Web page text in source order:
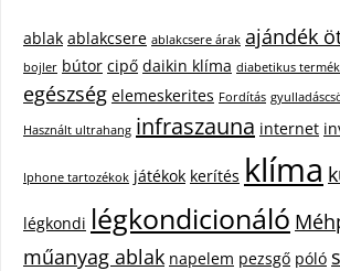
ablak ablakcsere ablakcsere árak ajándék
bojler bútor cipő daikin klíma diabetikus
egészség elemeskerites Fordítás
Használt ultrahang infraszauna internet
Iphone tartozékok játékok kerítés klíma
légkondi légkondicionáló
műanyag ablak napelem pezsgő póló